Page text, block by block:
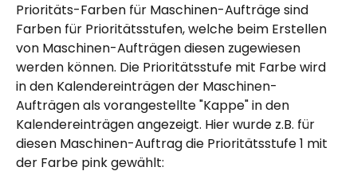
Prioritäts-Farben für Maschinen-Aufträge sind
Farben für Prioritätsstufen, welche beim Erstellen
von Maschinen-Aufträgen diesen zugewiesen
werden können. Die Prioritätsstufe mit Farbe wird
in den Kalendereinträgen der Maschinen-
Aufträgen als vorangestellte "Kappe" in den
Kalendereinträgen angezeigt. Hier wurde z.B. für
diesen Maschinen-Auftrag die Prioritätsstufe 1 mit
der Farbe pink gewählt: